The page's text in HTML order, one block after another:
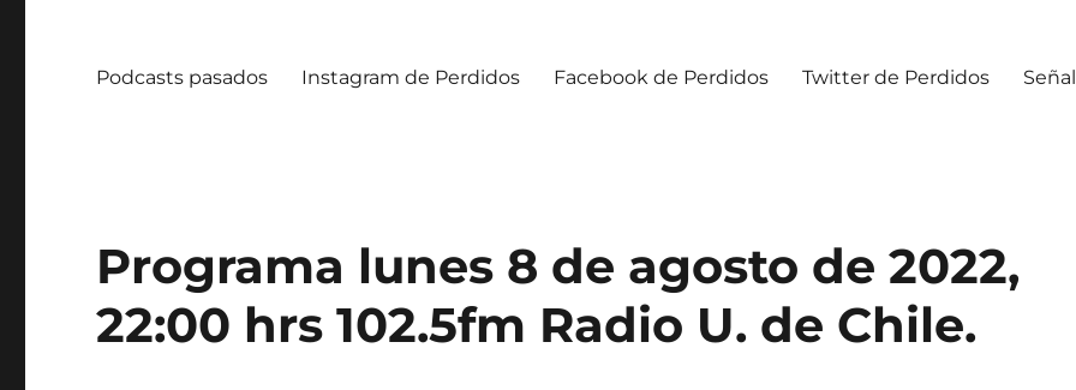
Podcasts pasados Instagram de Perdidos Facebook de Perdidos Twitter de Perdidos
Programa lunes 8 de agosto de 2022,
22:00 hrs 102.5fm Radio U. de Chile.